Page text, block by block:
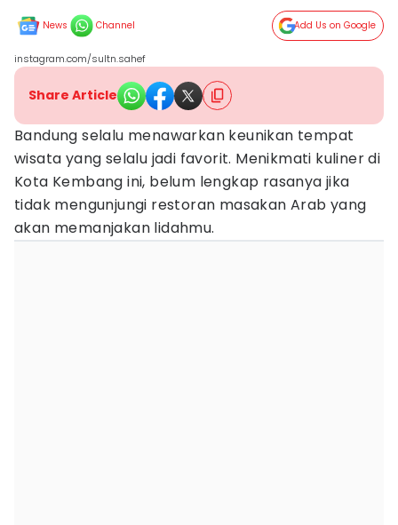
News Channel Add Us on Google
instagram.com/sultn.sahef
Share Article
Bandung selalu menawarkan keunikan tempat
wisata yang selalu jadi favorit. Menikmati kuliner di
Kota Kembang ini, belum lengkap rasanya jika
tidak mengunjungi restoran masakan Arab yang
akan memanjakan lidahmu.